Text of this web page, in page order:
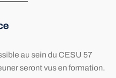
au sein du CESU 57
seront vus en formation.